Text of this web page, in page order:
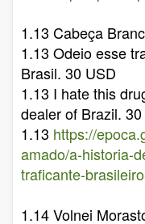
1.13 Cabeça
1.13 Odeio esse
Brasil. 30 USD
1.13 I hate this
dealer of Brazil.
1.13 https://
amado/a-historia-
traficante-
1.14 Volnei